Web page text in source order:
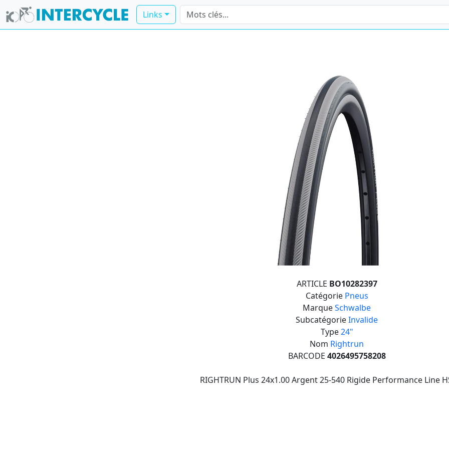
Links
ARTICLE BO10282397
Catégorie Pneus
MarqueSchwalbe
SubcatégorieInvalide
Type24"
Nom Rightrun
BARCODE 4026495758208
RIGHTRUN Plus 24x1.00 Argent 25-540 Rigide Performance Line